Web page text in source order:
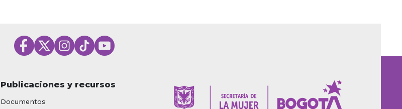
Publicaciones y recursos
Documentos